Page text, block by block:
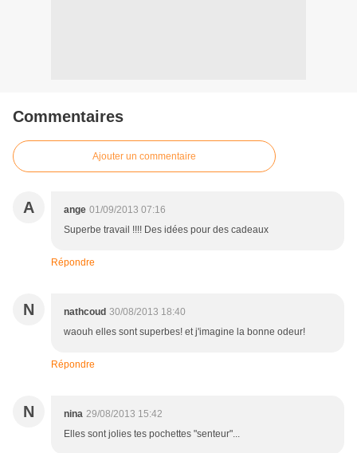
Commentaires
Ajouter un commentaire
A ange 01/09/2013 07:16
Superbe travail !!!! Des idées pour des cadeaux
Répondre
N nathcoud 30/08/2013 18:40
waouh elles sont superbes! et j'imagine la bonne odeur!
Répondre
N nina 29/08/2013 15:42
Elles sont jolies tes pochettes "senteur"...